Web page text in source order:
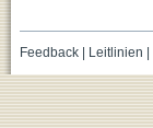
Feedback| Leitlinien |